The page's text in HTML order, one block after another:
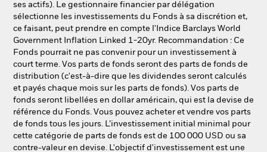
ses actifs). Le gestionnaire financier par délégation
sélectionne les investissements du Fonds à sa discrétion et,
ce faisant, peut prendre en compte l'Indice Barclays World
Government Inflation Linked 1-20yr. Recommandation : Ce
Fonds pourrait ne pas convenir pour un investissement à
court terme. Vos parts de fonds seront des parts de fonds de
distribution (c'est-à-dire que les dividendes seront calculés
et payés chaque mois sur les parts de fonds). Vos parts de
fonds seront libellées en dollar américain, qui est la devise de
référence du Fonds. Vous pouvez acheter et vendre vos parts
de fonds tous les jours. L’investissement initial minimal pour
cette catégorie de parts de fonds est de 100 000 USD ou sa
contre-valeur en devise. L'objectif d'investissement est une